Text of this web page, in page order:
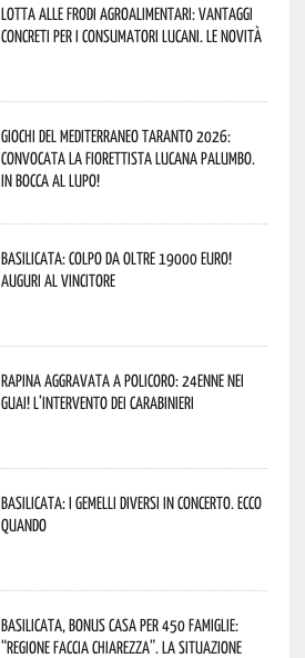
Lotta alle frodi agroalimentari: vantaggi
concreti per i consumatori lucani. Le novità
Giochi del Mediterraneo Taranto 2026:
convocata la fiorettista lucana Palumbo.
In bocca al lupo!
Basilicata: colpo da oltre 19000 Euro!
Auguri al vincitore
Rapina aggravata a Policoro: 24enne nei
guai! L’intervento dei Carabinieri
Basilicata: i Gemelli DiVersi in concerto. Ecco
quando
Basilicata, Bonus casa per 450 famiglie:
“Regione faccia chiarezza”. La situazione